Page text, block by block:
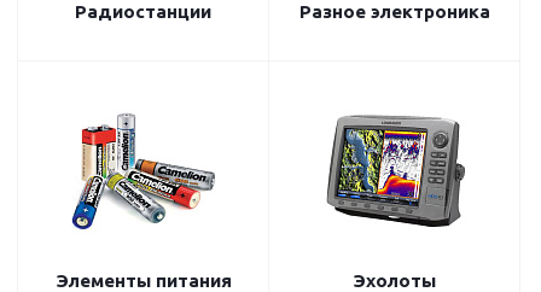
Радиостанции Разное электроника
Элементы питания Эхолоты